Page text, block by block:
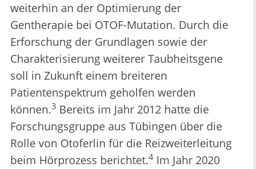
weiterhin an der Optimierung der
Gentherapie bei OTOF-Mutation. Durch die
Erforschung der Grundlagen sowie der
Charakterisierung weiterer Taubheitsgene
soll in Zukunft einem breiteren
Patientenspektrum geholfen werden
können.3 Bereits im Jahr 2012 hatte die
Forschungsgruppe aus Tübingen über die
Rolle von Otoferlin für die Reizweiterleitung
beim Hörprozess berichtet.4 Im Jahr 2020